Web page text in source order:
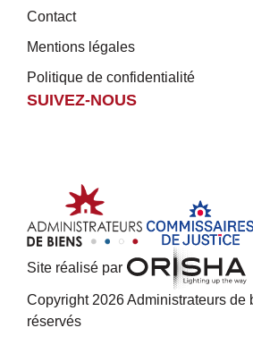
Contact
Mentions légales
Politique de confidentialité
SUIVEZ-NOUS
Site réalisé par
Copyright 2026 Administrateurs de
réservés